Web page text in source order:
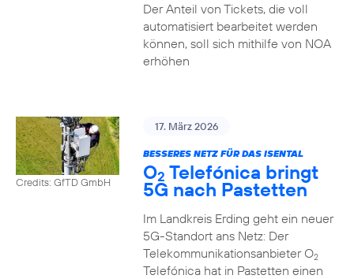
Der Anteil von Tickets, die voll
automatisiert bearbeitet werden
können, soll sich mithilfe von NOA
erhöhen
Credits: GfTD GmbH
17. März 2026
BESSERES NETZ FÜR DAS ISENTAL
O2 Telefónica bringt
5G nach Pastetten
Im Landkreis Erding geht ein neuer
5G-Standort ans Netz: Der
Telekommunikationsanbieter O2
Telefónica hat in Pastetten einen